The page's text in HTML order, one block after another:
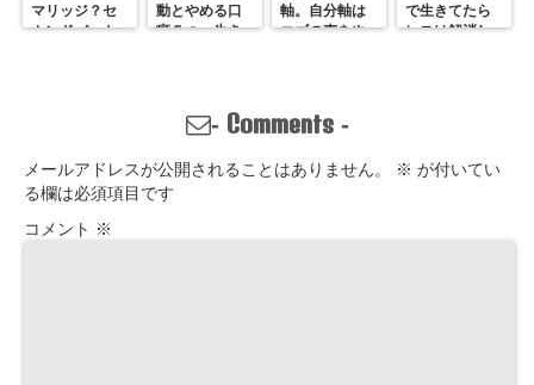
マリッジ？セ
カンドパート
動とやめる口
癖５つ。生き
関係改善方法
はここにある
軸。自分軸は
エゴの声をや
で生きてたら
レスは解消し
- Comments-
メールアドレスが公開されることはありません。 ※ が付いてい
る欄は必須項目です
コメント ※